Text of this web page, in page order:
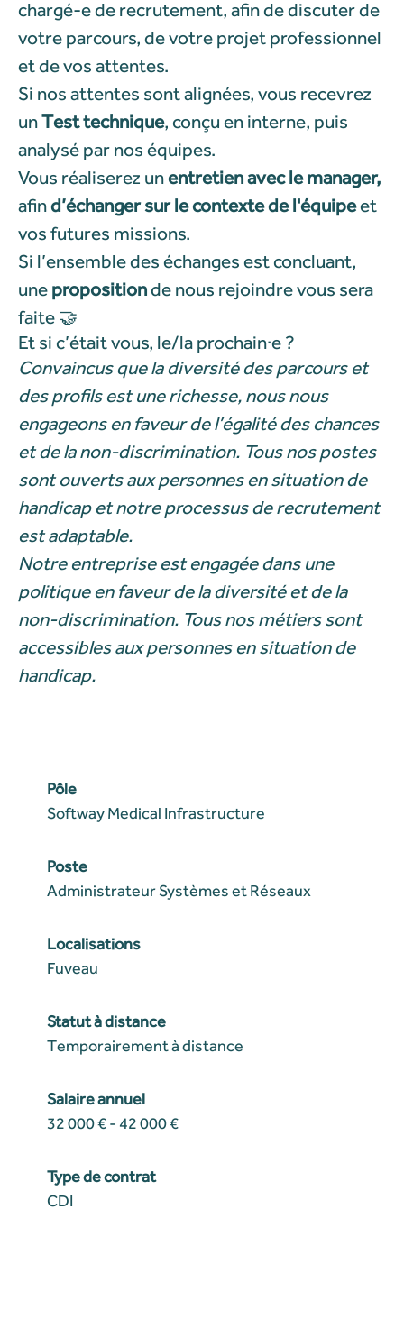
chargé-e de recrutement, afin de discuter de
votre parcours, de votre projet professionnel
et de vos attentes.
Si nos attentes sont alignées, vous recevrez
unTest technique, conçu en interne, puis
analysé par nos équipes.
Vous réaliserez unentretien avec le manager,
afind’échanger sur le contexte de l'équipeet
vos futures missions.
Si l’ensemble des échanges est concluant,
une propositionde nous rejoindre vous sera
faite 🤝
Et si c’était vous, le/la prochain·e ?
Convaincus que la diversité des parcours et
des profils est une richesse, nous nous
engageons en faveur de l’égalité des chances
et de la non-discrimination. Tous nos postes
sont ouverts aux personnes en situation de
handicap et notre processus de recrutement
est adaptable.
Notre entreprise est engagée dans une
politique en faveur de la diversité et de la
non-discrimination. Tous nos métiers sont
accessibles aux personnes en situation de
handicap.
Pôle
Softway Medical Infrastructure
Poste
Administrateur Systèmes et Réseaux
Localisations
Fuveau
Statut à distance
Temporairement à distance
Salaire annuel
32 000 € - 42 000 €
Type de contrat
CDI